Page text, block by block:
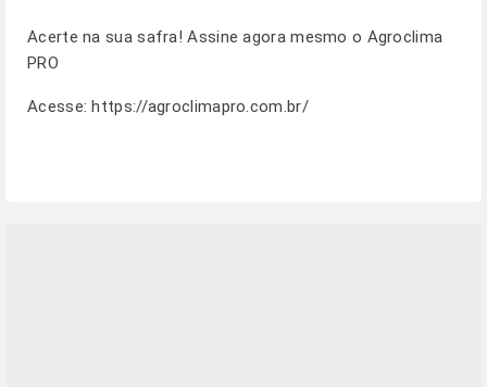
Acerte na sua safra! Assine agora mesmo o Agroclima
PRO
Acesse:https://agroclimapro.com.br/